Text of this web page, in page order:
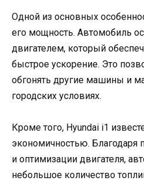
Одной из основных
его мощность. Автомобиль
двигателем, который
быстрое ускорение. Это
обгонять другие машины и
городских условиях.
Кроме того, Hyundai i1
экономичностью. Благодаря
и оптимизации двигателя,
небольшое количество